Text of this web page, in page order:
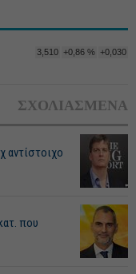
3,510 +0,86 % +0,030
ΣΧΟΛΙΑΣΜΕΝΑ
αντίστοιχο
που